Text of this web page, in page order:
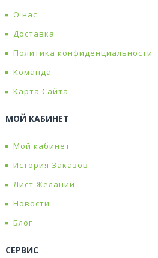
О нас
Доставка
Политика конфиденциальности
Команда
Карта Сайта
МОЙ КАБИНЕТ
Мой кабинет
История Заказов
Лист Желаний
Новости
Блог
СЕРВИС